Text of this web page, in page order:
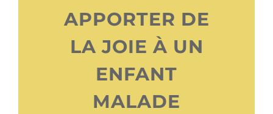
APPORTER DE
LA JOIE À UN
ENFANT
MALADE